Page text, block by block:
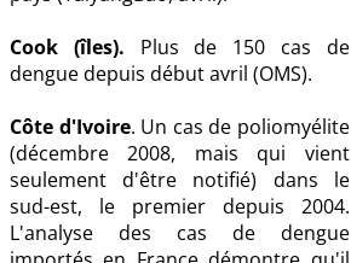
Cook (îles). Plus de 150 cas de
dengue depuis début avril (OMS).
Côte d'Ivoire. Un cas de poliomyélite
(décembre 2008, mais qui vient
seulement d'être notifié) dans le
sud-est, le premier depuis 2004.
L'analyse des cas de dengue